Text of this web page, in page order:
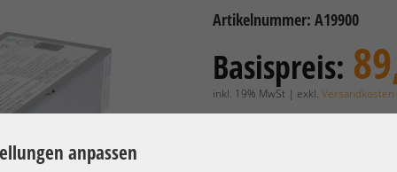
anpassen
Artikelnummer: A19900
Basispreis:
inkl. 19% MwSt | exkl.Versandkosten
Lieferzeit: